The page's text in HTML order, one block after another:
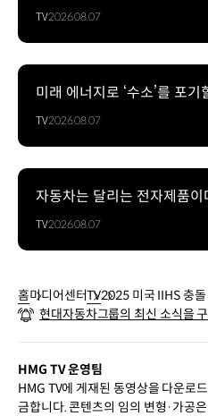
TV2026.08.07
미래 에너지로 ‘수소’를 포
TV2026.08.07
자동차는 달리는 전자제품이
TV2026.08.07
홈미디어센터TV2025 미국 IIHS 충
현대자동차그룹
현대자동차그룹의 최신 소식을
HMG TV 운영팀
HMG TV에 게재된 동영상을 다운로
금합니다. 콘텐츠의 임의 변형·가공